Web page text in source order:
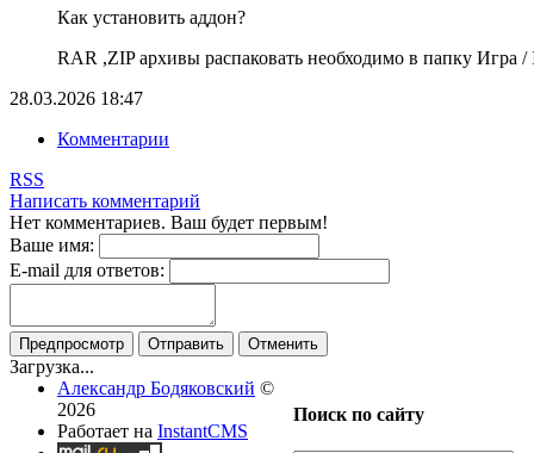
Как установить аддон?
RAR ,ZIP архивы распаковать необходимо в папку Игра /
28.03.2026 18:47
Комментарии
RSS
Написать комментарий
Нет комментариев. Ваш будет первым!
Ваше имя:
E-mail для ответов:
Предпросмотр Отправить Отменить
Загрузка...
Поиск по сайту
Александр Бодяковский ©
2026
Работает на InstantCMS